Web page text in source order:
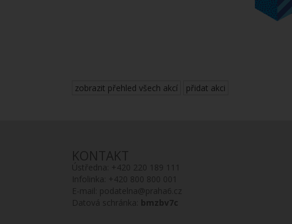
zobrazit přehled všech akcí přidat akci
KONTAKT
Ústředna: +420 220 189 111
Infolinka: +420 800 800 001
E-mail: podatelna@praha6.cz
Datová schránka: bmzbv7c